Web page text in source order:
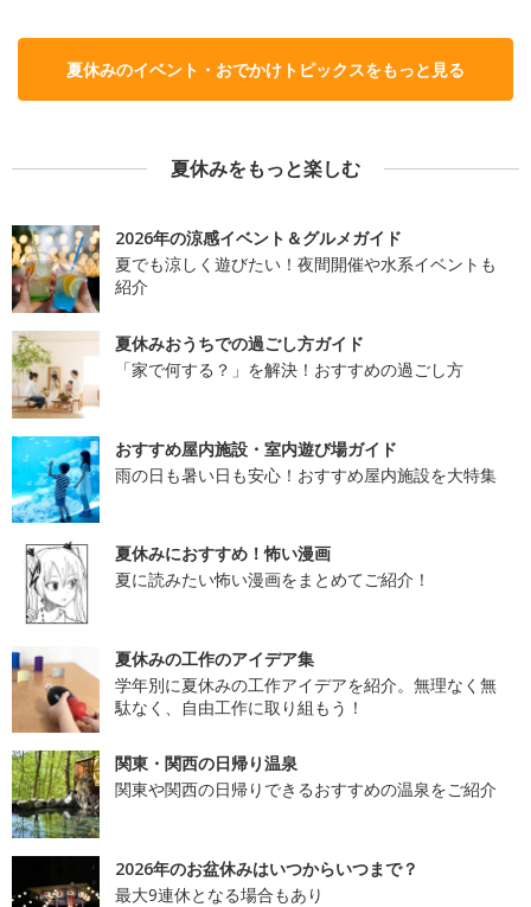
夏休みのイベント・おでかけトピックスをもっと見る
夏休みをもっと楽しむ
2026年の涼感イベント＆グルメガイド
夏でも涼しく遊びたい！夜間開催や水系イベントも
紹介
夏休みおうちでの過ごし方ガイド
「家で何する？」を解決！おすすめの過ごし方
おすすめ屋内施設・室内遊び場ガイド
雨の日も暑い日も安心！おすすめ屋内施設を大特集
夏休みにおすすめ！怖い漫画
夏に読みたい怖い漫画をまとめてご紹介！
夏休みの工作のアイデア集
学年別に夏休みの工作アイデアを紹介。無理なく無
駄なく、自由工作に取り組もう！
関東・関西の日帰り温泉
関東や関西の日帰りできるおすすめの温泉をご紹介
2026年のお盆休みはいつからいつまで？
最大9連休となる場合もあり